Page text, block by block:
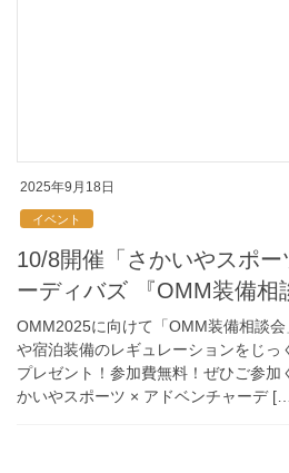
2025年9月18日
イベント
10/8開催「さかいやスポ
ーディバズ 『OMM装備相
OMM2025に向けて「OMM装備相談
や宿泊装備のレギュレーションをじっ
プレゼント！参加費無料！ぜひご参加
かいやスポーツ × アドベンチャーデ